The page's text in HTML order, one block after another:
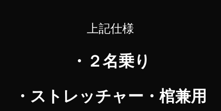
上記仕様
・２名乗り
・ストレッチャー・棺兼用